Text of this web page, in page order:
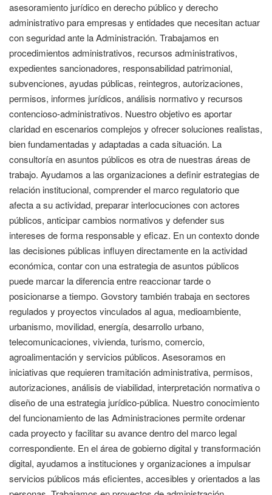
asesoramiento jurídico en derecho público y derecho
administrativo para empresas y entidades que necesitan actuar
con seguridad ante la Administración. Trabajamos en
procedimientos administrativos, recursos administrativos,
expedientes sancionadores, responsabilidad patrimonial,
subvenciones, ayudas públicas, reintegros, autorizaciones,
permisos, informes jurídicos, análisis normativo y recursos
contencioso-administrativos. Nuestro objetivo es aportar
claridad en escenarios complejos y ofrecer soluciones realistas,
bien fundamentadas y adaptadas a cada situación. La
consultoría en asuntos públicos es otra de nuestras áreas de
trabajo. Ayudamos a las organizaciones a definir estrategias de
relación institucional, comprender el marco regulatorio que
afecta a su actividad, preparar interlocuciones con actores
públicos, anticipar cambios normativos y defender sus
intereses de forma responsable y eficaz. En un contexto donde
las decisiones públicas influyen directamente en la actividad
económica, contar con una estrategia de asuntos públicos
puede marcar la diferencia entre reaccionar tarde o
posicionarse a tiempo. Govstory también trabaja en sectores
regulados y proyectos vinculados al agua, medioambiente,
urbanismo, movilidad, energía, desarrollo urbano,
telecomunicaciones, vivienda, turismo, comercio,
agroalimentación y servicios públicos. Asesoramos en
iniciativas que requieren tramitación administrativa, permisos,
autorizaciones, análisis de viabilidad, interpretación normativa o
diseño de una estrategia jurídico-pública. Nuestro conocimiento
del funcionamiento de las Administraciones permite ordenar
cada proyecto y facilitar su avance dentro del marco legal
correspondiente. En el área de gobierno digital y transformación
digital, ayudamos a instituciones y organizaciones a impulsar
servicios públicos más eficientes, accesibles y orientados a las